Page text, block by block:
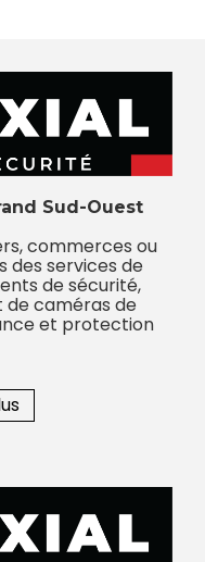
Sud-Ouest
commerces ou
des services de
de sécurité,
de caméras de
et protection